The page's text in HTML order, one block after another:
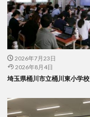
2026年7月23日
2026年8月4日
埼玉県桶川市立桶川東小学校